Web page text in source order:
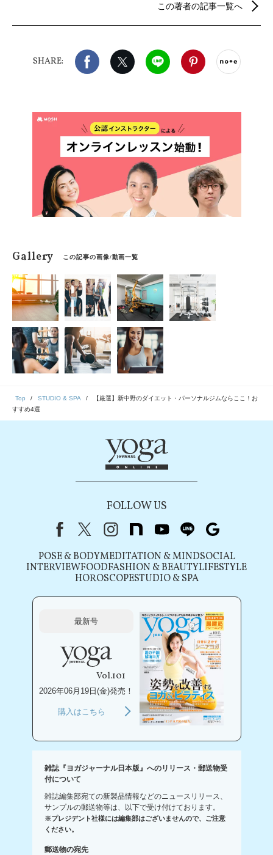
などウェルビーイングを実現するための情報を発
この著者の記事一覧へ
SHARE:
Facebook X（旧twitter）
LINE Pinterest
Gallery この記事の画像/動画一覧
Top STUDIO & SPA
【厳選】新中野のダイエット・パーソナルジムならここ！お
すすめ4選
FOLLOW US
FacebookX（旧Twitter）
instagram
note youtubeline
POSE & BODYMEDITATION & MINDSOCIAL
INTERVIEWFOODFASHION & BEAUTYLIFESTYLE
HOROSCOPESTUDIO & SPA
最新号
Vol.101
2026年06月19日(金)発売！
購入はこちら
雑誌『ヨガジャーナル日本版』へのリリース・郵送物受
付について
雑誌編集部宛ての新製品情報などのニュースリリース、
サンプルの郵送物等は、以下で受け付けております。
※プレジデント社様には編集部はございませんので、ご注意
ください。
郵送物の宛先